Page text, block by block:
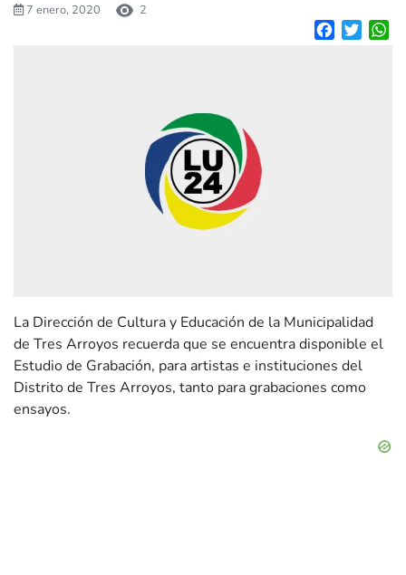
7 enero, 2020 2
Facebook
La Dirección de Cultura y Educación de la Municipalidad
de Tres Arroyos recuerda que se encuentra disponible el
Estudio de Grabación, para artistas e instituciones del
Distrito de Tres Arroyos, tanto para grabaciones como
ensayos.